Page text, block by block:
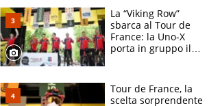
mirino
La “Viking Row”
sbarca al Tour de
France: la Uno-X
porta in gruppo il
compagni
Tour de France, la
scelta sorprendente